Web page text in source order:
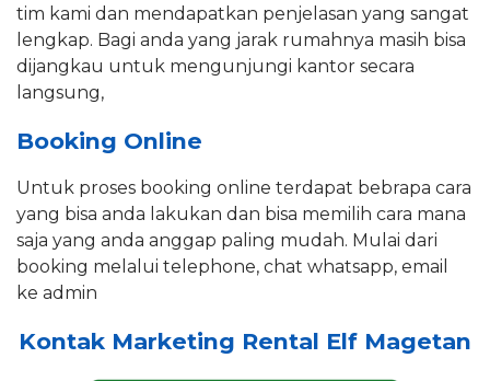
tim kami dan mendapatkan penjelasan yang sangat
lengkap. Bagi anda yang jarak rumahnya masih bisa
dijangkau untuk mengunjungi kantor secara
langsung,
Booking Online
Untuk proses booking online terdapat bebrapa cara
yang bisa anda lakukan dan bisa memilih cara mana
saja yang anda anggap paling mudah. Mulai dari
booking melalui telephone, chat whatsapp, email
ke admin
Kontak Marketing Rental Elf Magetan